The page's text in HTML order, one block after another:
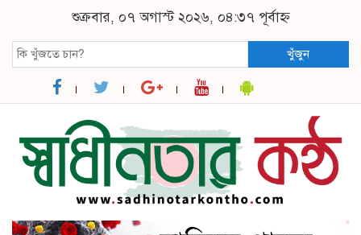
শুক্রবার, ০৭ অগাস্ট ২০২৬, ০৪:৩৭ পূর্বাহ্ন
খুঁজুন